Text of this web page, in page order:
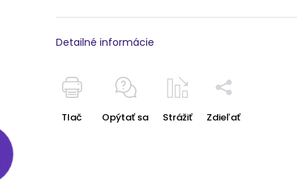
Detailné informácie
Tlač Opýtať sa Strážiť Zdieľať